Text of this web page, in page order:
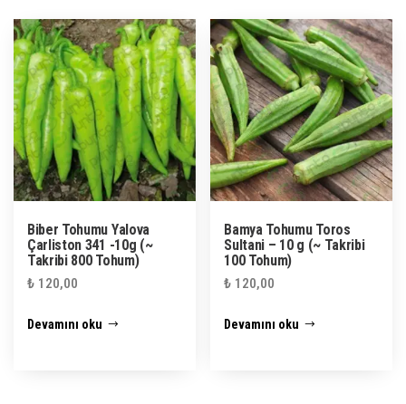
Biber Tohumu Yalova
Çarliston 341 -10g (~
Takribi 800 Tohum)
₺ 120,00
Devamını oku
Bamya Tohumu Toros
Sultani – 10 g (~ Takribi
100 Tohum)
₺ 120,00
Devamını oku